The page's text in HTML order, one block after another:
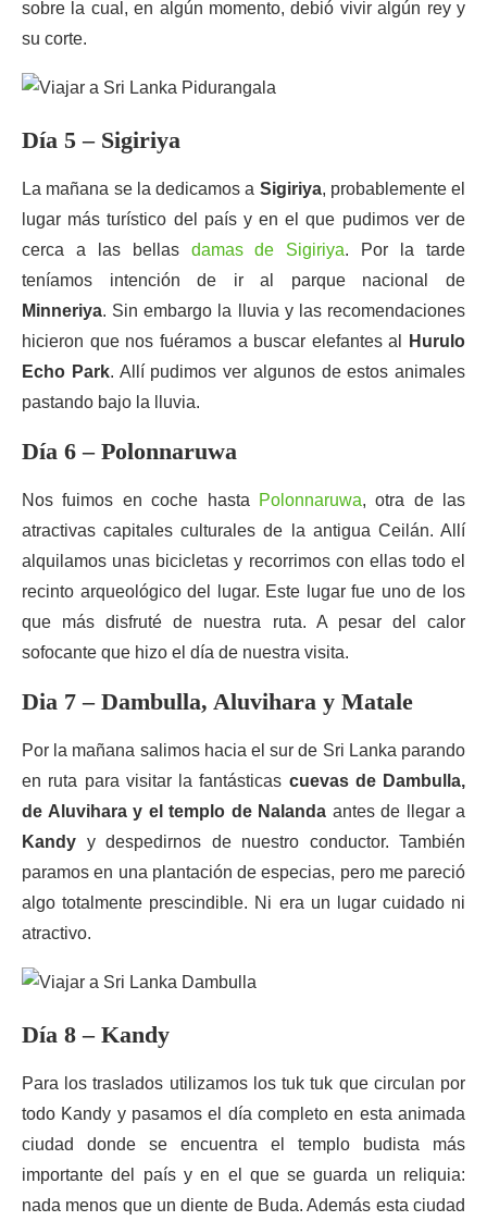
sobre la cual, en algún momento, debió vivir algún rey y
su corte.
Día 5 – Sigiriya
La mañana se la dedicamos a Sigiriya, probablemente el
lugar más turístico del país y en el que pudimos ver de
cerca a las bellas damas de Sigiriya. Por la tarde
teníamos intención de ir al parque nacional de
Minneriya. Sin embargo la lluvia y las recomendaciones
hicieron que nos fuéramos a buscar elefantes al
Hurulo
Echo Park. Allí pudimos ver algunos de estos animales
pastando bajo la lluvia.
Día 6 – Polonnaruwa
Nos fuimos en coche hasta Polonnaruwa, otra de las
atractivas capitales culturales de la antigua Ceilán. Allí
alquilamos unas bicicletas y recorrimos con ellas todo el
recinto arqueológico del lugar. Este lugar fue uno de los
que más disfruté de nuestra ruta. A pesar del calor
sofocante que hizo el día de nuestra visita.
Dia 7 – Dambulla, Aluvihara y Matale
Por la mañana salimos hacia el sur de Sri Lanka parando
en ruta para visitar la fantásticas cuevas de Dambulla,
de Aluvihara y el templo de Nalanda antes de llegar a
Kandy y despedirnos de nuestro conductor. También
paramos en una plantación de especias, pero me pareció
algo totalmente prescindible. Ni era un lugar cuidado ni
atractivo.
Día 8 – Kandy
Para los traslados utilizamos los tuk tuk que circulan por
todo Kandy y pasamos el día completo en esta animada
ciudad donde se encuentra el templo budista más
importante del país y en el que se guarda un reliquia:
nada menos que un diente de Buda. Además esta ciudad